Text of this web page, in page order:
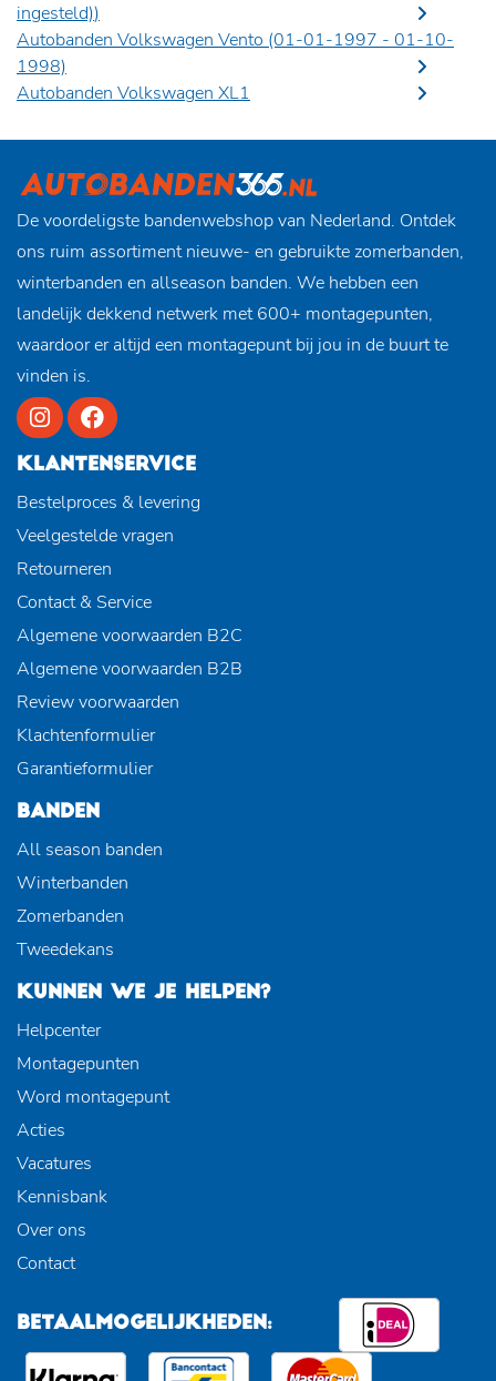
ingesteld))
Autobanden Volkswagen Vento (01-01-1997 - 01-10-
1998)
Autobanden Volkswagen XL1
De voordeligste bandenwebshop van Nederland. Ontdek
ons ruim assortiment nieuwe- en gebruikte zomerbanden,
winterbanden en allseason banden. We hebben een
landelijk dekkend netwerk met 600+ montagepunten,
waardoor er altijd een montagepunt bij jou in de buurt te
vinden is.
KLANTENSERVICE
Bestelproces & levering
Veelgestelde vragen
Retourneren
Contact & Service
Algemene voorwaarden B2C
Algemene voorwaarden B2B
Review voorwaarden
Klachtenformulier
Garantieformulier
BANDEN
All season banden
Winterbanden
Zomerbanden
Tweedekans
KUNNEN WE JE HELPEN?
Helpcenter
Montagepunten
Word montagepunt
Acties
Vacatures
Kennisbank
Over ons
Contact
BETAALMOGELIJKHEDEN: